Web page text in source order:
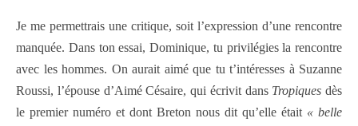
Je me permettrais une critique, soit l’expression d’une rencontre
manquée. Dans ton essai, Dominique, tu privilégies la rencontre
avec les hommes. On aurait aimé que tu t’intéresses à Suzanne
Roussi, l’épouse d’Aimé Césaire, qui écrivit dans Tropiques dès
le premier numéro et dont Breton nous dit qu’elle était « belle